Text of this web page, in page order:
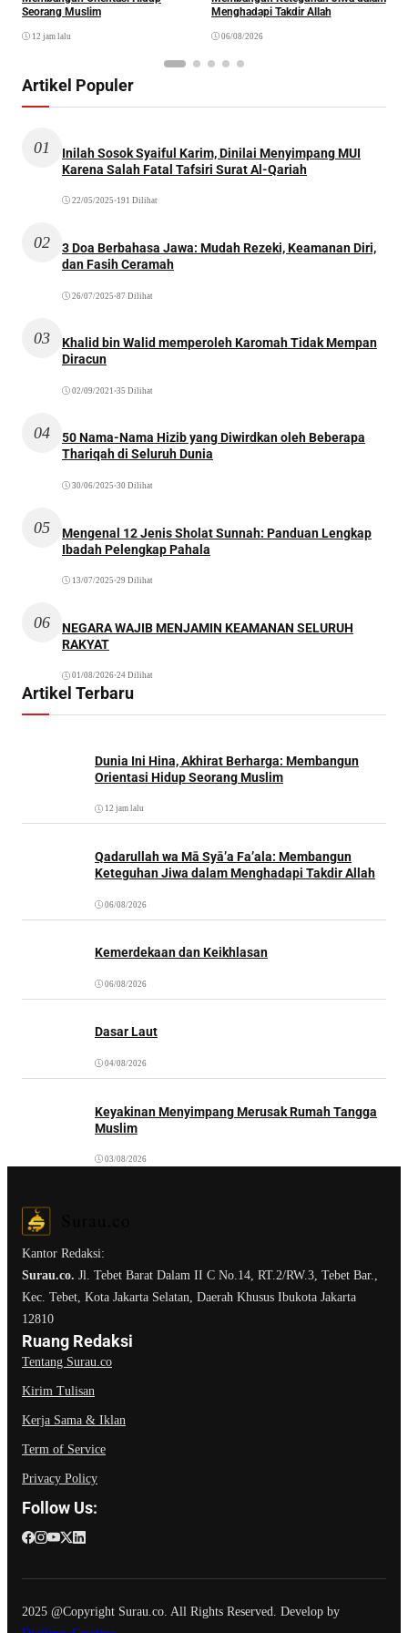
Seorang Muslim
12 jam lalu
Menghadapi Takdir Allah
06/08/2026
Artikel Populer
01
Inilah Sosok Syaiful Karim, Dinilai Menyimpang MUI
Karena Salah Fatal Tafsiri Surat Al-Qariah
22/05/2025 •191 Dilihat
02
3 Doa Berbahasa Jawa: Mudah Rezeki, Keamanan Diri,
dan Fasih Ceramah
26/07/2025 •87 Dilihat
03
Khalid bin Walid memperoleh Karomah Tidak Mempan
Diracun
02/09/2021 •35 Dilihat
04
50 Nama-Nama Hizib yang Diwirdkan oleh Beberapa
Thariqah di Seluruh Dunia
30/06/2025 •30 Dilihat
05
Mengenal 12 Jenis Sholat Sunnah: Panduan Lengkap
Ibadah Pelengkap Pahala
13/07/2025 •29 Dilihat
06
NEGARA WAJIB MENJAMIN KEAMANAN SELURUH
RAKYAT
01/08/2026•24 Dilihat
Artikel Terbaru
Dunia Ini Hina, Akhirat Berharga: Membangun
Orientasi Hidup Seorang Muslim
12 jam lalu
Qadarullah wa Mā Syā’a Fa’ala: Membangun
Keteguhan Jiwa dalam Menghadapi Takdir Allah
06/08/2026
Kemerdekaan dan Keikhlasan
06/08/2026
Dasar Laut
04/08/2026
Keyakinan Menyimpang Merusak Rumah Tangga
Muslim
03/08/2026
Kantor Redaksi:
Surau.co. Jl. Tebet Barat Dalam II C No.14, RT.2/RW.3, Tebet Bar.,
Kec. Tebet, Kota Jakarta Selatan, Daerah Khusus Ibukota Jakarta
12810
Ruang Redaksi
Tentang Surau.co
Kirim Tulisan
Kerja Sama & Iklan
Term of Service
Privacy Policy
Follow Us:
2025 @Copyright Surau.co. All Rights Reserved. Develop by